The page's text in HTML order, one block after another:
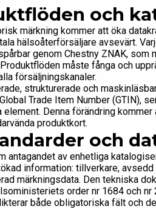
och
märkning kommer att öka
hälsoåterförsäljare avsevärt.
genom Chestny ZNAK,
måste fånga och
försäljningskanaler.
strukturerade och
Trade Item Number (GTIN),
Denna förändring
produktkort.
och
antagandet av enhetliga
information: tillverkare,
märkningsdata. Den tekniska
order nr 1684 och
både obligatoriska fält och